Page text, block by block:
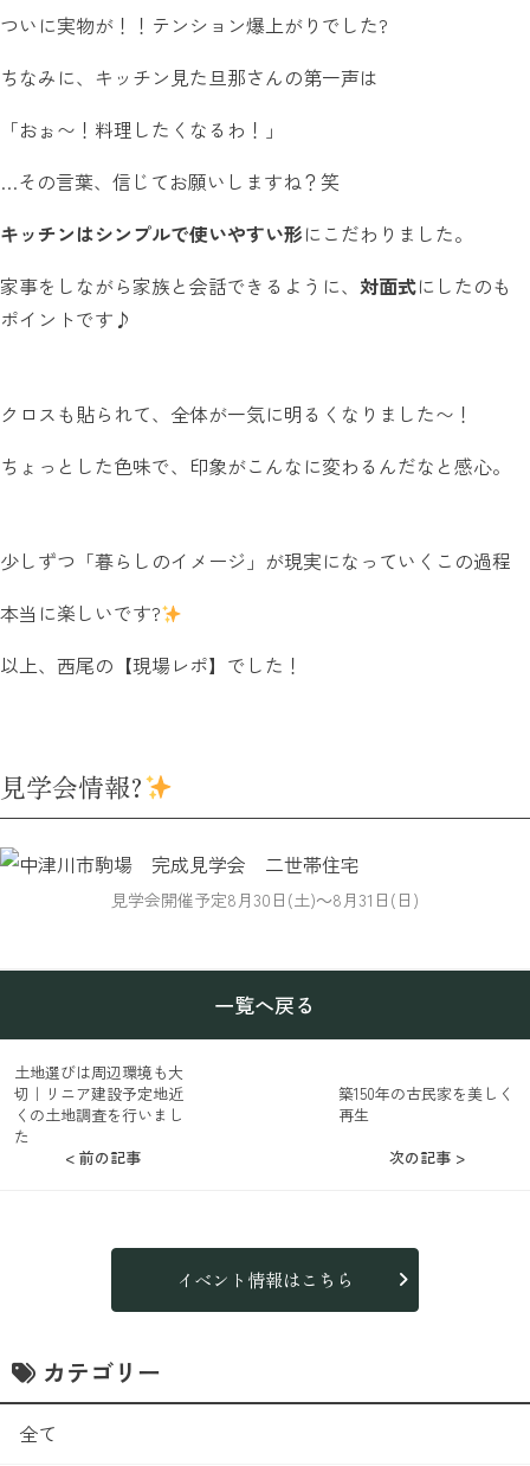
ついに実物が！！テンション爆上がりでした?
ちなみに、キッチン見た旦那さんの第一声は
「おぉ〜！料理したくなるわ！」
…その言葉、信じてお願いしますね？笑
キッチンはシンプルで使いやすい形にこだわりました。
家事をしながら家族と会話できるように、 対面式にしたのも
ポイントです♪
クロスも貼られて、全体が一気に明るくなりました〜！
ちょっとした色味で、印象がこんなに変わるんだなと感心。
少しずつ「暮らしのイメージ」が現実になっていくこの過程
本当に楽しいです?
以上、西尾の【現場レポ】でした！
見学会情報?
見学会開催予定8月30日(土)～8月31日(日)
< 前の記事
土地選びは周辺環境も大
切｜リニア建設予定地近
くの土地調査を行いまし
た
一覧へ戻る
築150年の古民家を美しく
再生
次の記事 >
イベント情報はこちら
カテゴリー
全て